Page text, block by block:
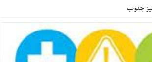
جنوب